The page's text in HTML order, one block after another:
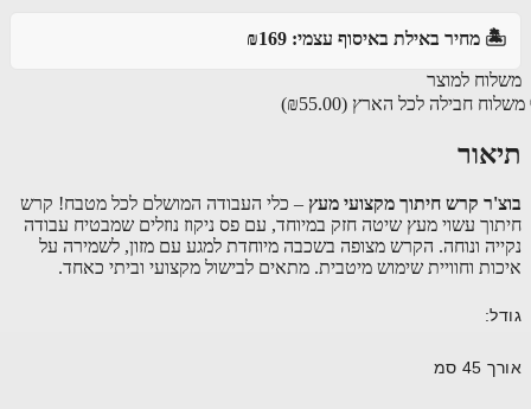
מחיר באילת באיסוף עצמי: ₪169
למוצר
חבילה לכל הארץ(₪55.00)
קרש חיתוך מקצועי מעץ – כלי העבודה המושלם לכל מטבח! קרש
עשוי מעץ שיטה חזק במיוחד, עם פס ניקוז נוזלים שמבטיח עבודה
ונוחה. הקרש מצופה בשכבה מיוחדת למגע עם מזון, לשמירה על
וחוויית שימוש מיטבית. מתאים לבישול מקצועי וביתי כאחד.
סמ